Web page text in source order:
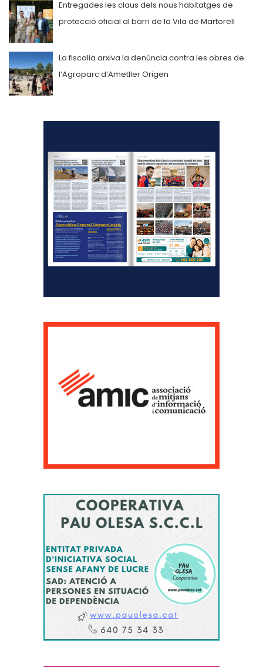
Entregades les claus dels nous habitatges de
protecció oficial al barri de la Vila de Martorell
La fiscalia arxiva la denúncia contra les obres de
l’Agroparc d’Ametller Origen